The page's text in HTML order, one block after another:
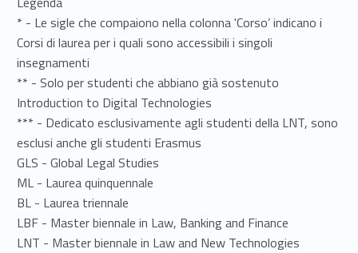
* - Le sigle che compaiono nella colonna 'Corso’ indicano i
Corsi di laurea per i quali sono accessibili i singoli
insegnamenti
** - Solo per studenti che abbiano già sostenuto
Introduction to Digital Technologies
*** - Dedicato esclusivamente agli studenti della LNT, sono
esclusi anche gli studenti Erasmus
GLS - Global Legal Studies
ML - Laurea quinquennale
BL - Laurea triennale
LBF - Master biennale in Law, Banking and Finance
LNT - Master biennale in Law and New Technologies